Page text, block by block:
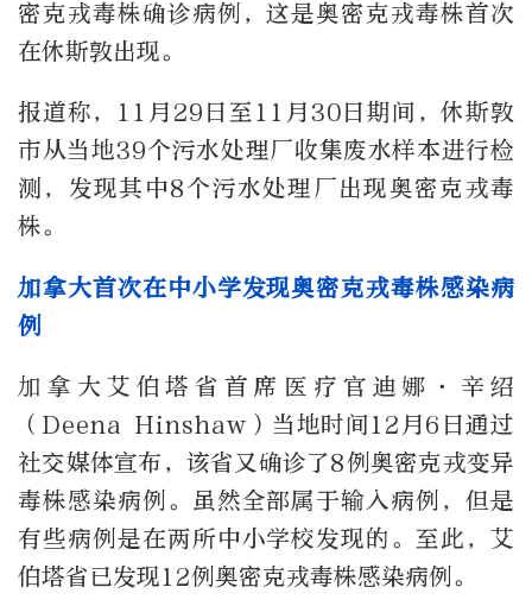
密克戎毒株确诊病例，这是奥密克戎毒株首次
在休斯敦出现。
报道称，11月29日至11月30日期间，休斯敦
市从当地39个污水处理厂收集废水样本进行检
测，发现其中8个污水处理厂出现奥密克戎毒
株。
加拿大首次在中小学发现奥密克戎毒株感染病
例
加拿大艾伯塔省首席医疗官迪娜·辛绍
（Deena Hinshaw）当地时间12月6日通过
社交媒体宣布，该省又确诊了8例奥密克戎变异
毒株感染病例。虽然全部属于输入病例，但是
有些病例是在两所中小学校发现的。至此，艾
伯塔省已发现12例奥密克戎毒株感染病例。